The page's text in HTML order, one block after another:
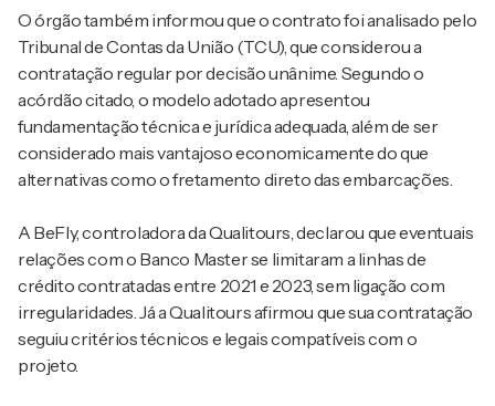
O órgão também informou que o contrato foi analisado pelo
Tribunal de Contas da União (TCU), que considerou a
contratação regular por decisão unânime. Segundo o
acórdão citado, o modelo adotado apresentou
fundamentação técnica e jurídica adequada, além de ser
considerado mais vantajoso economicamente do que
alternativas como o fretamento direto das embarcações.
A BeFly, controladora da Qualitours, declarou que eventuais
relações com o Banco Master se limitaram a linhas de
crédito contratadas entre 2021 e 2023, sem ligação com
irregularidades. Já a Qualitours afirmou que sua contratação
seguiu critérios técnicos e legais compatíveis com o
projeto.